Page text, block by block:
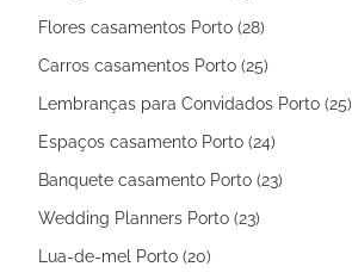
Flores casamentos Porto (28)
Carros casamentos Porto (25)
Lembranças para Convidados Porto (25)
Espaços casamento Porto (24)
Banquete casamento Porto (23)
Wedding Planners Porto (23)
Lua-de-mel Porto (20)